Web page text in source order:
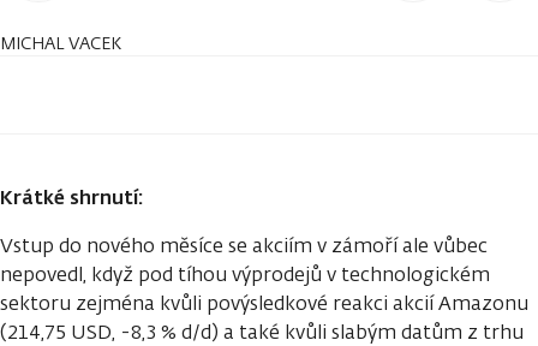
MICHAL VACEK
Krátké shrnutí:
Vstup do nového měsíce se akciím v zámoří ale vůbec
nepovedl, když pod tíhou výprodejů v technologickém
sektoru zejména kvůli povýsledkové reakci akcií Amazonu
(214,75 USD, -8,3 % d/d) a také kvůli slabým datům z trhu